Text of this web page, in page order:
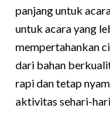
panjang untuk
untuk acara yang
mempertahankan
dari bahan
rapi dan tetap
aktivitas sehari-